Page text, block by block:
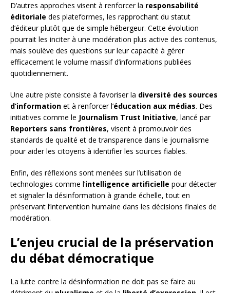
D’autres approches visent à renforcer la responsabilité
éditoriale des plateformes, les rapprochant du statut
d’éditeur plutôt que de simple hébergeur. Cette évolution
pourrait les inciter à une modération plus active des contenus,
mais soulève des questions sur leur capacité à gérer
efficacement le volume massif d’informations publiées
quotidiennement.
Une autre piste consiste à favoriser la diversité des sources
d’information et à renforcer l’éducation aux médias. Des
initiatives comme le Journalism Trust Initiative, lancé par
Reporters sans frontières, visent à promouvoir des
standards de qualité et de transparence dans le journalisme
pour aider les citoyens à identifier les sources fiables.
Enfin, des réflexions sont menées sur l’utilisation de
technologies comme l’intelligence artificielle pour détecter
et signaler la désinformation à grande échelle, tout en
préservant l’intervention humaine dans les décisions finales de
modération.
L’enjeu crucial de la préservation
du débat démocratique
La lutte contre la désinformation ne doit pas se faire au